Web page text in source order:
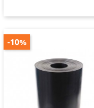
-10%